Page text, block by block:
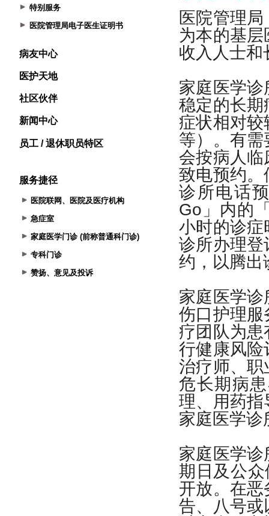
特别服务
医院管理局电子医生证明书
病友中心
医护天地
社区伙伴
新闻中心
员工 / 退休职员特区
服务捷径
医院联网、医院及医疗机构
急症室
家庭医学门诊 (前称普通科门诊)
专科门诊
赞扬、意见及投诉